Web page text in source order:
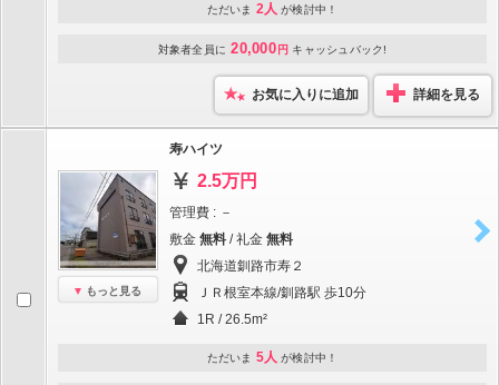
ただいま 2人 が検討中！
対象者全員に 20,000 円 キャッシュバック!
お気に入りに追加 詳細を見る
もっと見る
寿ハイツ
2.5万円
管理費 : －
敷金 無料 / 礼金 無料
北海道釧路市寿２
ＪＲ根室本線/釧路駅 歩10分
1R / 26.5m²
ただいま 5人 が検討中！